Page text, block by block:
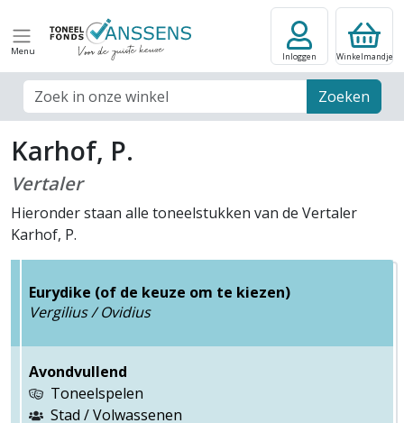
Menu
Zoek veld Zoeken
Inloggen Winkelmandje
Karhof, P.
Vertaler
Hieronder staan alle toneelstukken van de Vertaler
Karhof, P.
Eurydike (of de keuze om te kiezen)
Vergilius / Ovidius
Avondvullend
Toneelspelen
Stad / Volwassenen